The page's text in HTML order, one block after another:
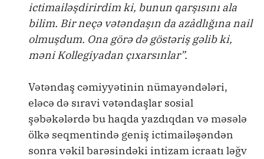
ictimailəşdirirdim ki, bunun qarşısını ala
bilim. Bir neçə vətəndaşın da azảdlığına nail
olmuşdum. Ona görə də göstəriş gəlib ki,
məni Kollegiyadan çıxarsınlar”.
Vətəndaş cəmiyyətinin nümayəndələri,
eləcə də sıravi vətəndaşlar sosial
şəbəkələrdə bu haqda yazdıqdan və məsələ
ölkə seqmentində geniş ictimailəşəndən
sonra vəkil barəsindəki intizam icraatı ləğv